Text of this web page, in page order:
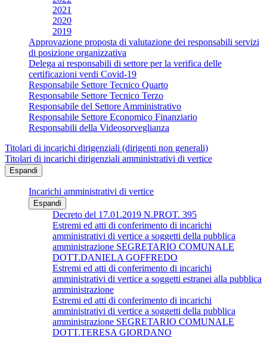
2021
2020
2019
Approvazione proposta di valutazione dei responsabili servizi
di posizione organizzativa
Delega ai responsabili di settore per la verifica delle
certificazioni verdi Covid-19
Responsabile Settore Tecnico Quarto
Responsabile Settore Tecnico Terzo
Responsabile del Settore Amministrativo
Responsabile Settore Economico Finanziario
Responsabili della Videosorveglianza
Titolari di incarichi dirigenziali (dirigenti non generali)
Titolari di incarichi dirigenziali amministrativi di vertice
Espandi
Incarichi amministrativi di vertice
Espandi
Decreto del 17.01.2019 N.PROT. 395
Estremi ed atti di conferimento di incarichi
amministrativi di vertice a soggetti della pubblica
amministrazione SEGRETARIO COMUNALE
DOTT.DANIELA GOFFREDO
Estremi ed atti di conferimento di incarichi
amministrativi di vertice a soggetti estranei alla pubblica
amministrazione
Estremi ed atti di conferimento di incarichi
amministrativi di vertice a soggetti della pubblica
amministrazione SEGRETARIO COMUNALE
DOTT.TERESA GIORDANO